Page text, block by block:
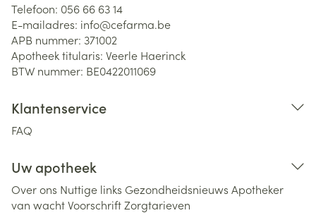
Telefoon: 056 66 63 14
E-mailadres: info@cefarma.be
APB nummer: 371002
Apotheek titularis: Veerle Haerinck
BTW nummer: BE0422011069
Klantenservice
FAQ
Uw apotheek
Over ons Nuttige links Gezondheidsnieuws Apotheker
van wachtVoorschriftZorgtarieven